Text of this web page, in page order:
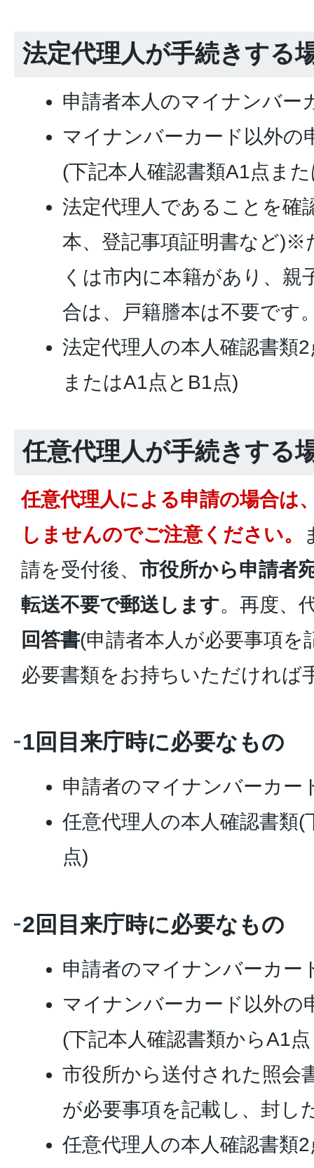
法定代理人が手続きする
申請者本人のマイナンバー
マイナンバーカード以外の
(下記本人確認書類A1点ま
法定代理人であることを確
本、登記事項証明書など)※
くは市内に本籍があり、親
合は、戸籍謄本は不要です
法定代理人の本人確認書類
またはA1点とB1点)
任意代理人が手続きする
任意代理人による申請の場合は
しませんのでご注意ください。
請を受付後、 市役所から申請者
転送不要で郵送します。再度、
回答書(申請者本人が必要事項を
必要書類をお持ちいただければ
1回目来庁時に必要なもの
申請者のマイナンバーカー
任意代理人の本人確認書類(
点)
2回目来庁時に必要なもの
申請者のマイナンバーカー
マイナンバーカード以外の
(下記本人確認書類からA1
市役所から送付された照会
が必要事項を記載し、封し
任意代理人の本人確認書類